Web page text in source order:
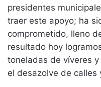
presidentes
traer este apoyo; ha
comprometido, lleno
resultado hoy
toneladas de víveres
el desazolve de calles